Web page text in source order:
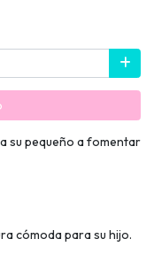
su pequeño a fomentar
cómoda para su hijo.